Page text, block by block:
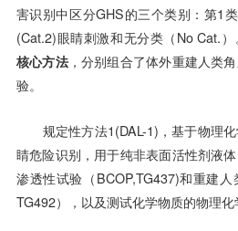
害识别中区分GHS的三个类别：第1
(Cat.2)眼睛刺激和无分类（No Cat.
核心方法，分别组合了体外重建人类
验。
规定性方法1(DAL-1)，基于物理
睛危险识别，用于纯非表面活性剂液
渗透性试验（BCOP,TG437)和重建人
TG492），以及测试化学物质的物理化